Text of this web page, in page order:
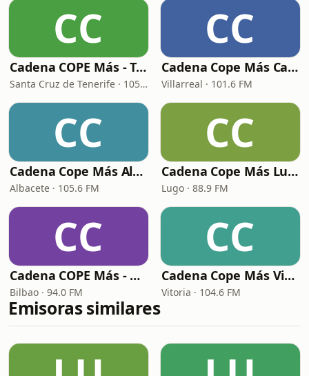
CC
Cadena COPE Más - Tenerife
Santa Cruz de Tenerife · 105.1 FM
CC
Cadena Cope Más Castellon
Villarreal · 101.6 FM
CC
Cadena Cope Más Albacete
Albacete · 105.6 FM
CC
Cadena Cope Más Lugo
Lugo · 88.9 FM
CC
Cadena COPE Más - Bilbao
Bilbao · 94.0 FM
CC
Cadena Cope Más Vitoria
Vitoria · 104.6 FM
Emisoras similares